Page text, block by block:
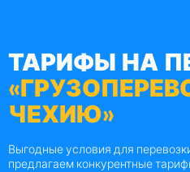
ТАРИФЫ НА
ЧЕХИЮ»
Выгодные условия для
предлагаем конкурентные